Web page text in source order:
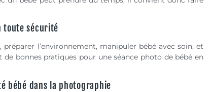
toute sécurité
l’environnement, manipuler bébé avec soin, et
bonnes pratiques pour une séance photo de bébé en
bébé dans la photographie